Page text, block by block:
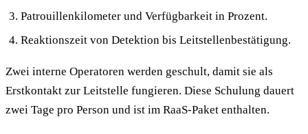
Patrouillenkilometer und Verfügbarkeit in Prozent.
Reaktionszeit von Detektion bis Leitstellenbestätigung.
Zwei interne Operatoren werden geschult, damit sie als
Erstkontakt zur Leitstelle fungieren. Diese Schulung dauert
zwei Tage pro Person und ist im RaaS-Paket enthalten.